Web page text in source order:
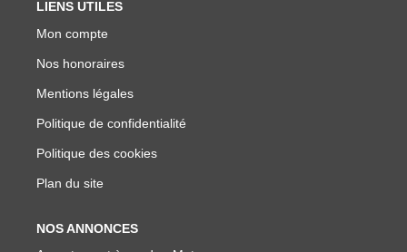
LIENS UTILES
Mon compte
Nos honoraires
Mentions légales
Politique de confidentialité
Politique des cookies
Plan du site
NOS ANNONCES